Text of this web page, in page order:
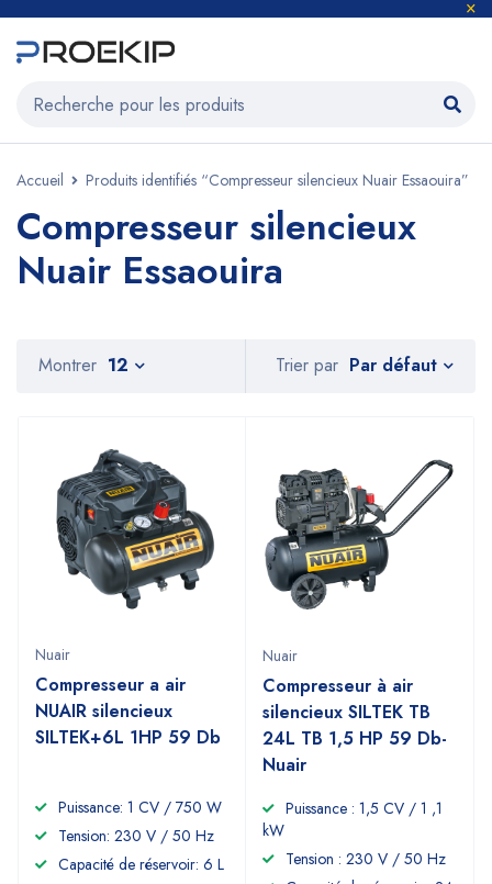
Accueil Produits identifiés “Compresseur silencieux Nuair Essaouira”
Compresseur silencieux
Nuair Essaouira
Trier par Par défaut
Montrer 12
Nuair
Compresseur a air
NUAIR silencieux
SILTEK+6L 1HP 59 Db
Puissance: 1 CV / 750 W
Tension: 230 V / 50 Hz
Capacité de réservoir: 6 L
Nuair
Compresseur à air
silencieux SILTEK TB
24L TB 1,5 HP 59 Db-
Nuair
Puissance : 1,5 CV / 1 ,1
kW
Tension : 230 V / 50 Hz